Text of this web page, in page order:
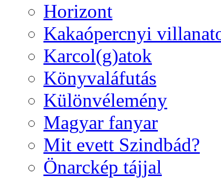
Horizont
Kakaópercnyi
Karcol(g)atok
Könyvaláfutás
Különvélemény
Magyar fanyar
Mit evett Szindbád?
Önarckép tájjal